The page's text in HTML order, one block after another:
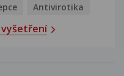
Antivirotika
vyšetření